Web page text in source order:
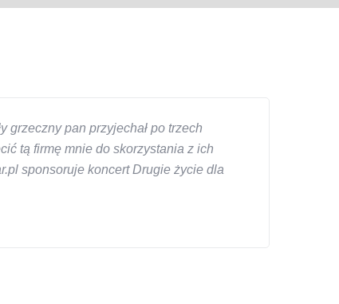
grzeczny pan przyjechał po trzech
tą firmę mnie do skorzystania z ich
sponsoruje koncert Drugie życie dla